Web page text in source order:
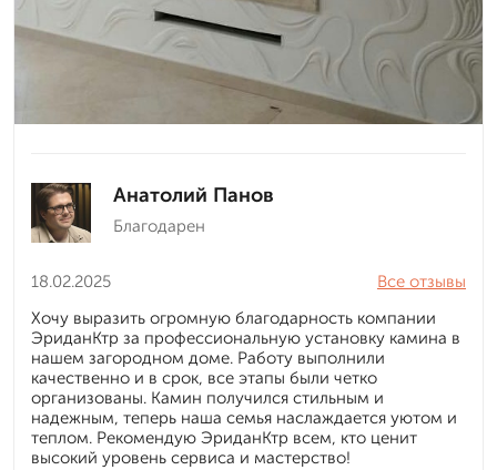
Анатолий Панов
Благодарен
18.02.2025
Все отзывы
Хочу выразить огромную благодарность компании
ЭриданКтр за профессиональную установку камина в
нашем загородном доме. Работу выполнили
качественно и в срок, все этапы были четко
организованы. Камин получился стильным и
надежным, теперь наша семья наслаждается уютом и
теплом. Рекомендую ЭриданКтр всем, кто ценит
высокий уровень сервиса и мастерство!